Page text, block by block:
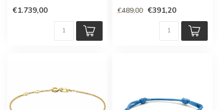
€1.739,00 €489,00 €391,20